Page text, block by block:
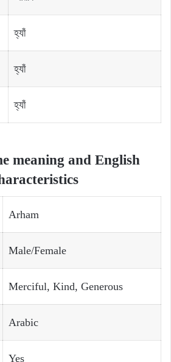
হ্যাঁ
হ্যাঁ
হ্যাঁ
meaning and English
Arham
Male/Female
Merciful, Kind, Generous
Arabic
Yes